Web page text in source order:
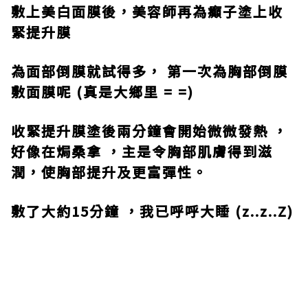
敷上美白面膜後，美容師再為癲子塗上收
緊提升膜
為面部倒膜就試得多， 第一次為胸部倒膜
敷面膜呢 (真是大鄉里 = =)
收緊提升膜塗後兩分鐘會開始微微發熱 ，
好像在焗桑拿 ，主是令胸部肌膚得到滋
潤，使胸部提升及更富彈性。
敷了大約15分鐘 ，我已呼呼大睡 (z..z..Z)